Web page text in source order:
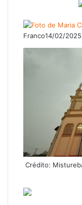
Franco14/02/2025
Crédito: